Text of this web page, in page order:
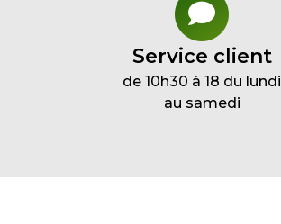
Service client
de 10h30 à 18 du lundi
au samedi